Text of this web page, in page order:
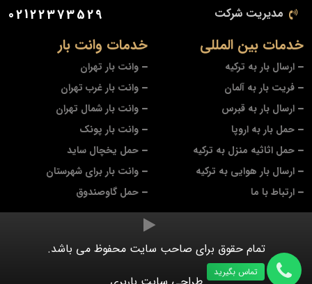
خدمات وانت بار
وانت بار تهران
وانت بار غرب تهران
وانت بار شمال تهران
وانت بار پونک
حمل یخچال ساید
وانت بار برای شهرستان
حمل گاوصندوق
خدمات بین المللی
ارسال بار به ترکیه
فریت بار به آلمان
ارسال بار به قبرس
حمل بار به اروپا
حمل اثاثیه منزل به ترکیه
ارسال بار هوایی به ترکیه
ارتباط با ما
مدیریت شرکت 02122373529
تمام حقوق برای صاحب سایت محفوظ می باشد.
تماس بگیرید